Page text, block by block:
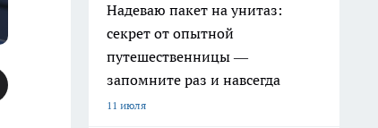
Надеваю пакет на унитаз:
секрет от опытной
путешественницы —
запомните раз и навсегда
11 июля